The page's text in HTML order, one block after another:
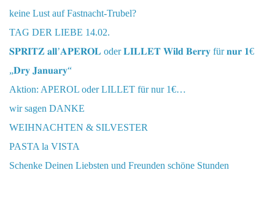
keine Lust auf Fastnacht-Trubel?
TAG DER LIEBE 14.02.
𝐒𝐏𝐑𝐈𝐓𝐙 𝐚𝐥𝐥’𝐀𝐏𝐄𝐑𝐎𝐋 oder 𝐋𝐈𝐋𝐋𝐄𝐓 𝐖𝐢𝐥𝐝 𝐁𝐞𝐫𝐫𝐲 für 𝐧𝐮𝐫 𝟏€
„𝐃𝐫𝐲 𝐉𝐚𝐧𝐮𝐚𝐫𝐲“
Aktion: APEROL oder LILLET für nur 1€…
wir sagen DANKE
WEIHNACHTEN & SILVESTER
PASTA la VISTA
Schenke Deinen Liebsten und Freunden schöne Stunden